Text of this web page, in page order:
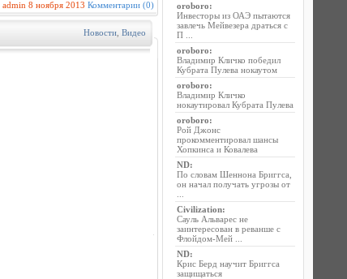
admin 8 ноября 2013 Комментарии (0)
Новости Видео
oroboro:
Инвесторы из ОАЭ пытаются
завлечь Мейвезера драться с
П ...
oroboro:
Владимир Кличко победил
Кубрата Пулева нокаутом
oroboro:
Владимир Кличко
нокаутировал Кубрата Пулева
oroboro:
Рой Джонс
прокомментировал шансы
Хопкинса и Ковалева
ND:
По словам Шеннона Бриггса,
он начал получать угрозы от
Civilization:
Сауль Альварес не
заинтересован в реванше с
Флойдом-Мей ...
ND:
Крис Берд научит Бриггса
защищаться